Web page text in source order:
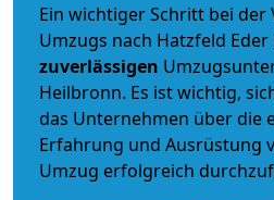
Ein wichtiger Schritt bei
Umzugs nach Hatzfeld
zuverlässigen
Heilbronn. Es ist wichtig,
das Unternehmen über die
Erfahrung und Ausrüstung
Umzug erfolgreich